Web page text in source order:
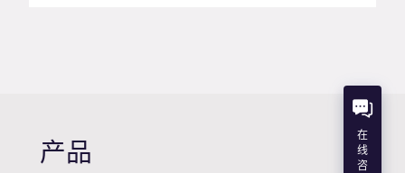
产品
在
线
咨